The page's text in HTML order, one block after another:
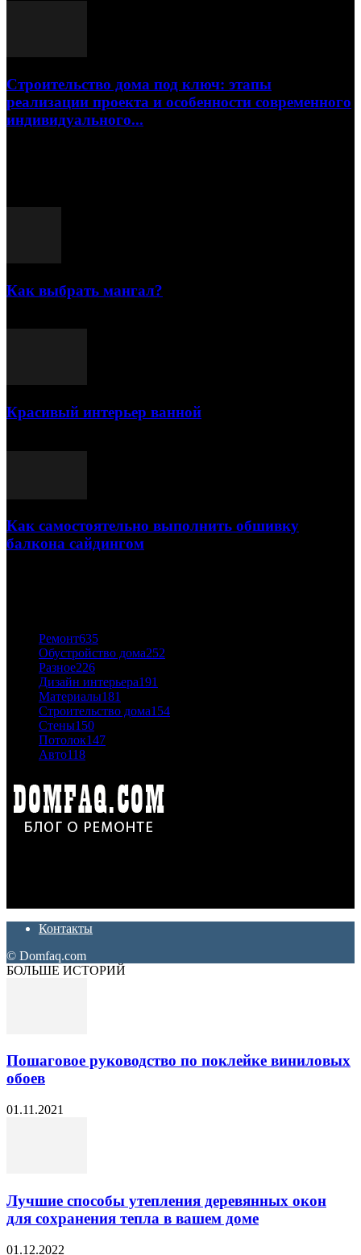
Строительство дома под ключ: этапы
реализации проекта и особенности современного
индивидуального...
Как выбрать мангал?
Красивый интерьер ванной
Как самостоятельно выполнить обшивку
балкона сайдингом
Ремонт635
Обустройство дома252
Разное226
Дизайн интерьера191
Материалы181
Строительство дома154
Стены150
Потолок147
Авто118
Контакты
© Domfaq.com
БОЛЬШЕ ИСТОРИЙ
Пошаговое руководство по поклейке виниловых
обоев
01.11.2021
Лучшие способы утепления деревянных окон
для сохранения тепла в вашем доме
01.12.2022